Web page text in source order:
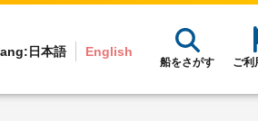
日本語 English
船をさがす ご利